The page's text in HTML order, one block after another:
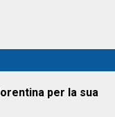
per la sua